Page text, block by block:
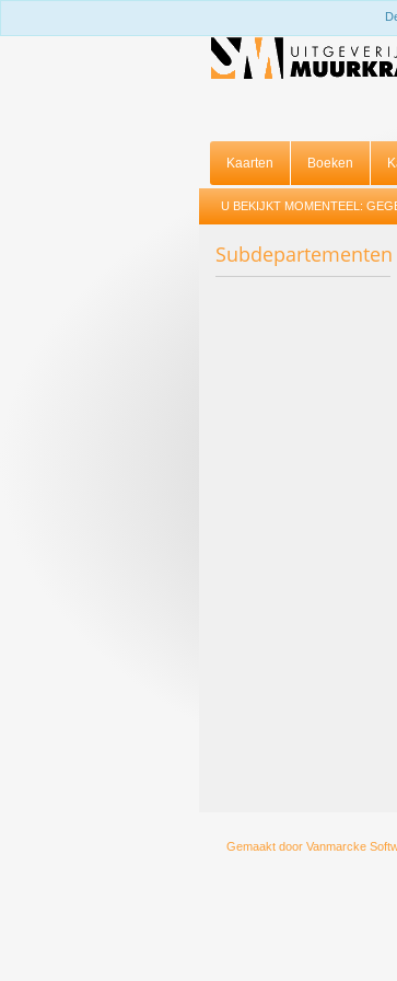
Kaarten Boeken
U BEKIJKT MOMENTEEL:
Subdepartementen
Gemaakt door Vanmarcke